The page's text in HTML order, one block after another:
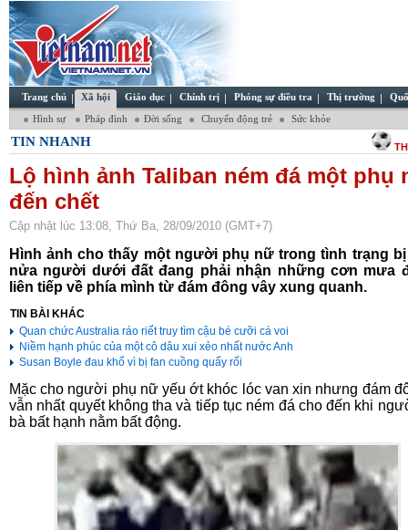
Trang chủ Xã hội Giáo dục Chính trị Phóng sự điều tra Thị trường
Hình sự Pháp đình Đời sống Chuyển động trẻ Sức khỏe
TIN NHANH
Lộ hình ảnh Taliban ném đá một phụ
đến chết
Cập nhật lúc 13:08, Thứ Ba, 28/09/2010 (GMT+7)
Hình ảnh cho thấy một người phụ nữ trong tình trạng
nửa người dưới đất đang phải nhận những cơn mưa
liên tiếp về phía mình từ đám đông vây xung quanh.
TIN BÀI KHÁC
Quan chức Australia ráo riết truy tìm cậu bé cưỡi cá voi
Niềm hạnh phúc của một cô dâu xui xẻo nhất nước Anh
Susan Boyle đau khổ vì bị fan cuồng quấy rối
Mặc cho người phụ nữ yếu ớt khóc lóc van xin nhưng đám
vẫn nhất quyết không tha và tiếp tục ném đá cho đến khi
bà bất hạnh nằm bất động.